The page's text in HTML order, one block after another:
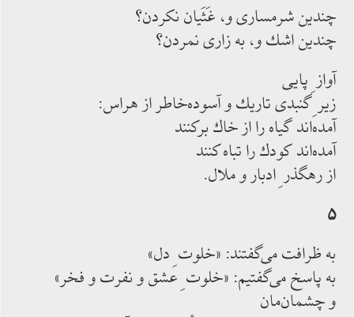
چندين شرمسارى و، غَثَيان نكردن؟
چندين اشك و، به زارى نمردن؟
آواز ِ پايى
زير ِ گنبدى تاريك و آسوده‌خاطر از هراس:
آمده‌اند گياه را از خاك بركنند
آمده‌اند كودك را تباه كنند
از رهگذر ِ ادبار و ملال.
۵
به ظرافت مى‌گفتند: «خلوت ِ دل»
به پاسخ مى‌گفتيم: «خلوت ِ عشق و نفرت و فخر»
و چشمان‌مان